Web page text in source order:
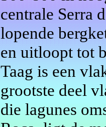
centrale Serra
lopende
en uitloopt tot
Taag is een
grootste deel
die lagunes